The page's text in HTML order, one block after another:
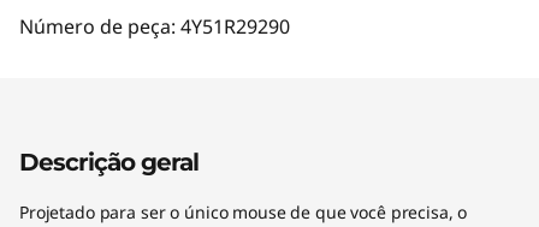
Número de peça: 4Y51R29290
Descrição geral
Projetado para ser o único mouse de que você precisa, o